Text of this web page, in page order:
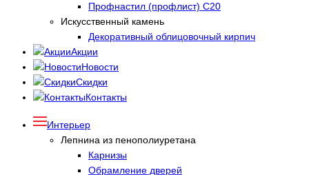
Профнастил (профлист) С20
Искусственный камень
Декоративный облицовочный кирпич
Акции
Новости
Скидки
Контакты
Интерьер
Лепнина из пенополиуретана
Карнизы
Обрамление дверей